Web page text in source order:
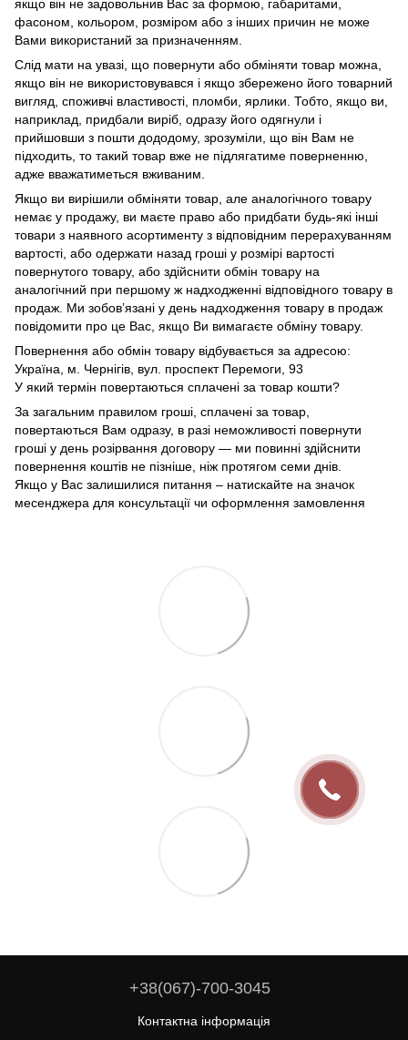
якщо він не задовольнив Вас за формою, габаритами,
фасоном, кольором, розміром або з інших причин не може
Вами використаний за призначенням.
Слід мати на увазі, що повернути або обміняти товар можна,
якщо він не використовувався і якщо збережено його товарний
вигляд, споживчі властивості, пломби, ярлики. Тобто, якщо ви,
наприклад, придбали виріб, одразу його одягнули і
прийшовши з пошти дододому, зрозуміли, що він Вам не
підходить, то такий товар вже не підлягатиме поверненню,
адже вважатиметься вживаним.
Якщо ви вирішили обміняти товар, але аналогічного товару
немає у продажу, ви маєте право або придбати будь-які інші
товари з наявного асортименту з відповідним перерахуванням
вартості, або одержати назад гроші у розмірі вартості
повернутого товару, або здійснити обмін товару на
аналогічний при першому ж надходженні відповідного товару в
продаж. Ми зобов’язані у день надходження товару в продаж
повідомити про це Вас, якщо Ви вимагаєте обміну товару.
Повернення або обмін товару відбувається за адресою:
Україна, м. Чернігів, вул. проспект Перемоги, 93
У який термін повертаються сплачені за товар кошти?
За загальним правилом гроші, сплачені за товар,
повертаються Вам одразу, в разі неможливості повернути
гроші у день розірвання договору — ми повинні здійснити
повернення коштів не пізніше, ніж протягом семи днів.
Якщо у Вас залишилися питання – натискайте на значок
месенджера для консультації чи оформлення замовлення
+38(067)-700-3045
Контактна інформація